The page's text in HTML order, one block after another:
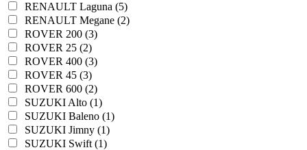
RENAULT Laguna (5)
RENAULT Megane (2)
ROVER 200 (3)
ROVER 25 (2)
ROVER 400 (3)
ROVER 45 (3)
ROVER 600 (2)
SUZUKI Alto (1)
SUZUKI Baleno (1)
SUZUKI Jimny (1)
SUZUKI Swift (1)